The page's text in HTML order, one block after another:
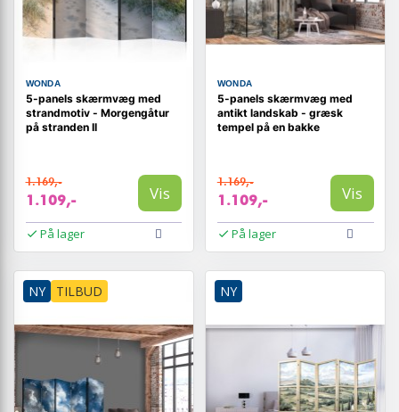
WONDA
5-panels skærmvæg med
strandmotiv - Morgengåtur
på stranden II
1.169,-
1.109,- Vis
På lager
WONDA
5-panels skærmvæg med
antikt landskab - græsk
tempel på en bakke
1.169,-
1.109,- Vis
På lager
NY TILBUD NY